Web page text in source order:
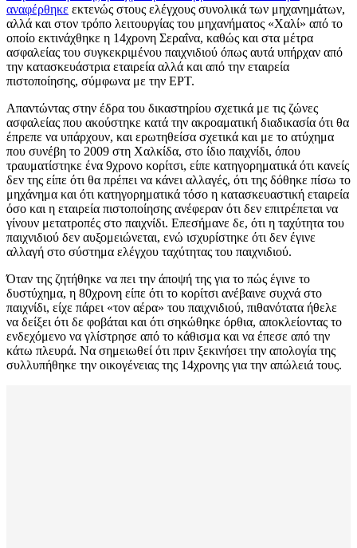
αναφέρθηκε εκτενώς στους ελέγχους συνολικά των μηχανημάτων,
αλλά και στον τρόπο λειτουργίας του μηχανήματος «Χαλί» από το
οποίο εκτινάχθηκε η 14χρονη Σεραΐνα, καθώς και στα μέτρα
ασφαλείας του συγκεκριμένου παιχνιδιού όπως αυτά υπήρχαν από
την κατασκευάστρια εταιρεία αλλά και από την εταιρεία
πιστοποίησης, σύμφωνα με την ΕΡΤ.
Απαντώντας στην έδρα του δικαστηρίου σχετικά με τις ζώνες
ασφαλείας που ακούστηκε κατά την ακροαματική διαδικασία ότι θα
έπρεπε να υπάρχουν, και ερωτηθείσα σχετικά και με το ατύχημα
που συνέβη το 2009 στη Χαλκίδα, στο ίδιο παιχνίδι, όπου
τραυματίστηκε ένα 9χρονο κορίτσι, είπε κατηγορηματικά ότι κανείς
δεν της είπε ότι θα πρέπει να κάνει αλλαγές, ότι της δόθηκε πίσω το
μηχάνημα και ότι κατηγορηματικά τόσο η κατασκευαστική εταιρεία
όσο και η εταιρεία πιστοποίησης ανέφεραν ότι δεν επιτρέπεται να
γίνουν μετατροπές στο παιχνίδι. Επεσήμανε δε, ότι η ταχύτητα του
παιχνιδιού δεν αυξομειώνεται, ενώ ισχυρίστηκε ότι δεν έγινε
αλλαγή στο σύστημα ελέγχου ταχύτητας του παιχνιδιού.
Όταν της ζητήθηκε να πει την άποψή της για το πώς έγινε το
δυστύχημα, η 80χρονη είπε ότι το κορίτσι ανέβαινε συχνά στο
παιχνίδι, είχε πάρει «τον αέρα» του παιχνιδιού, πιθανότατα ήθελε
να δείξει ότι δε φοβάται και ότι σηκώθηκε όρθια, αποκλείοντας το
ενδεχόμενο να γλίστρησε από το κάθισμα και να έπεσε από την
κάτω πλευρά. Να σημειωθεί ότι πριν ξεκινήσει την απολογία της
συλλυπήθηκε την οικογένειας της 14χρονης για την απώλειά τους.